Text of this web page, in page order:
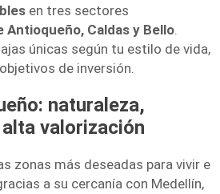
en tres sectores
Antioqueño, Caldas y Bello.
únicas según tu estilo de vida,
de inversión.
naturaleza,
valorización
zonas más deseadas para vivir e
a su cercanía con Medellín,